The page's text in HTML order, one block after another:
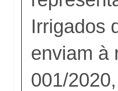
Irrigados
enviam à
001/